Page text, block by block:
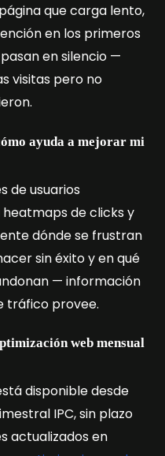
que carga lento,
en los primeros
en silencio —
visitas pero no
ayuda a mejorar mi
de usuarios
de clicks y
dónde se frustran
sin éxito y en qué
— información
tráfico provee.
web mensual
disponible desde
IPC, sin plazo
actualizados en